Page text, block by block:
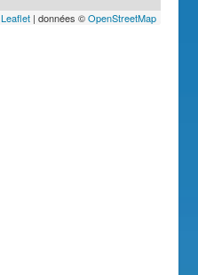
Leaflet| données ©OpenStreetMap